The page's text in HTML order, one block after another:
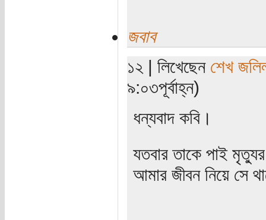
জবাব
১২ | লিখেছেন শেখ
৯:০৩পূর্বাহ্ন)
ধন্যবাদ কবি।
যতবার তাকে পাই
আমার জীবন নিয়ে সে